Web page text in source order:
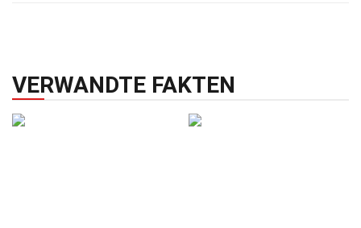
VERWANDTE FAKTEN